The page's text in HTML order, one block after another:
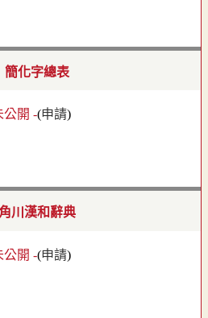
簡化字總表
公開 -(申請)
角川漢和辭典
公開 -(申請)